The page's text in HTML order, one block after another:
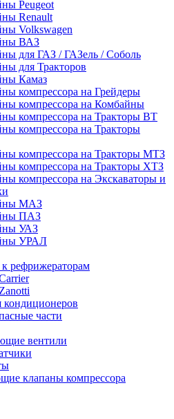
Peugeot
Renault
Volkswagen
ВАЗ
для ГАЗ / ГАЗель / Соболь
для Тракторов
Камаз
компрессора на Грейдеры
компрессора на Комбайны
компрессора на Тракторы ВТ
компрессора на Тракторы
компрессора на Тракторы МТЗ
компрессора на Тракторы ХТЗ
компрессора на Экскаваторы и
МАЗ
ПАЗ
УАЗ
УРАЛ
рефрижераторам
кондиционеров
части
вентили
клапаны компрессора